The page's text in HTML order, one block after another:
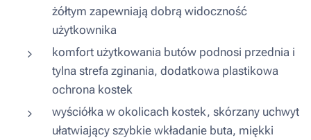
żółtym zapewniają dobrą widoczność
użytkownika
komfort użytkowania butów podnosi przednia i
tylna strefa zginania, dodatkowa plastikowa
ochrona kostek
wyściółka w okolicach kostek, skórzany uchwyt
ułatwiający szybkie wkładanie buta, miękki